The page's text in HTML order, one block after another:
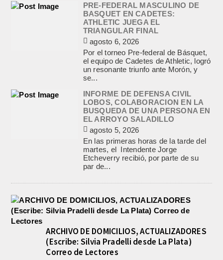
PRE-FEDERAL MASCULINO DE
BASQUET EN CADETES:
ATHLETIC JUEGA EL
TRIANGULAR FINAL
agosto 6, 2026
Por el torneo Pre-federal de Básquet,
el equipo de Cadetes de Athletic, logró
un resonante triunfo ante Morón, y
se...
INFORME DE DEFENSA CIVIL
LOBOS, COLABORACION EN LA
BUSQUEDA DE UNA PERSONA EN
EL ARROYO SALADILLO
agosto 5, 2026
En las primeras horas de la tarde del
martes, el Intendente Jorge
Etcheverry recibió, por parte de su
par de...
ARCHIVO DE DOMICILIOS, ACTUALIZADORES
(Escribe: Silvia Pradelli desde La Plata)
Correo de Lectores